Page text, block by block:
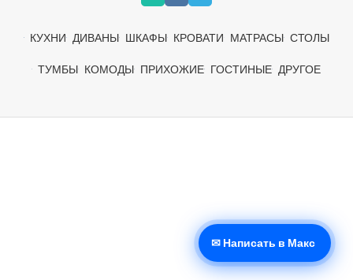
КУХНИ ДИВАНЫ ШКАФЫ КРОВАТИ МАТРАСЫ СТОЛЫ
ТУМБЫ КОМОДЫ ПРИХОЖИЕ ГОСТИНЫЕ ДРУГОЕ
✉ Написать в Макс